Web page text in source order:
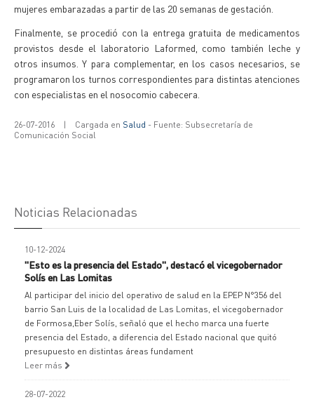
mujeres embarazadas a partir de las 20 semanas de gestación.
Finalmente, se procedió con la entrega gratuita de medicamentos
provistos desde el laboratorio Laformed, como también leche y
otros insumos. Y para complementar, en los casos necesarios, se
programaron los turnos correspondientes para distintas atenciones
con especialistas en el nosocomio cabecera.
26-07-2016 | Cargada en Salud - Fuente: Subsecretaría de
Comunicación Social
Noticias Relacionadas
10-12-2024
"Esto es la presencia del Estado", destacó el vicegobernador
Solís en Las Lomitas
Al participar del inicio del operativo de salud en la EPEP N°356 del
barrio San Luis de la localidad de Las Lomitas, el vicegobernador
de Formosa,Eber Solís, señaló que el hecho marca una fuerte
presencia del Estado, a diferencia del Estado nacional que quitó
presupuesto en distintas áreas fundament
Leer más
28-07-2022